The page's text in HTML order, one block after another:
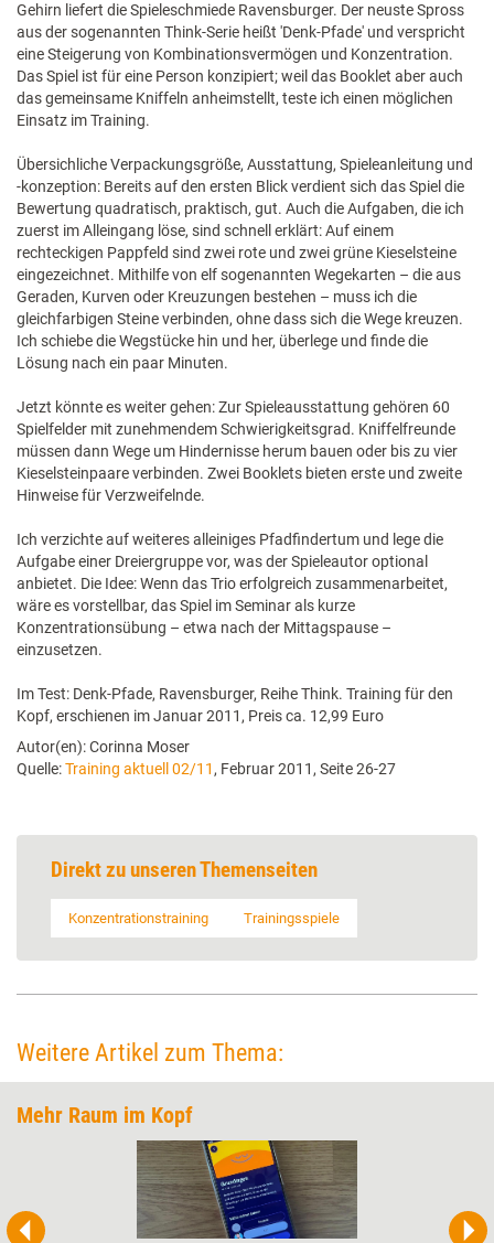
Gehirn liefert die Spieleschmiede Ravensburger. Der neuste Spross
aus der sogenannten Think-Serie heißt 'Denk-Pfade' und verspricht
eine Steigerung von Kombinationsvermögen und Konzentration.
Das Spiel ist für eine Person konzipiert; weil das Booklet aber auch
das gemeinsame Kniffeln anheimstellt, teste ich einen möglichen
Einsatz im Training.
Übersichliche Verpackungsgröße, Ausstattung, Spieleanleitung und
-konzeption: Bereits auf den ersten Blick verdient sich das Spiel die
Bewertung quadratisch, praktisch, gut. Auch die Aufgaben, die ich
zuerst im Alleingang löse, sind schnell erklärt: Auf einem
rechteckigen Pappfeld sind zwei rote und zwei grüne Kieselsteine
eingezeichnet. Mithilfe von elf sogenannten Wegekarten – die aus
Geraden, Kurven oder Kreuzungen bestehen – muss ich die
gleichfarbigen Steine verbinden, ohne dass sich die Wege kreuzen.
Ich schiebe die Wegstücke hin und her, überlege und finde die
Lösung nach ein paar Minuten.
Jetzt könnte es weiter gehen: Zur Spieleausstattung gehören 60
Spielfelder mit zunehmendem Schwierigkeitsgrad. Kniffelfreunde
müssen dann Wege um Hindernisse herum bauen oder bis zu vier
Kieselsteinpaare verbinden. Zwei Booklets bieten erste und zweite
Hinweise für Verzweifelnde.
Ich verzichte auf weiteres alleiniges Pfadfindertum und lege die
Aufgabe einer Dreiergruppe vor, was der Spieleautor optional
anbietet. Die Idee: Wenn das Trio erfolgreich zusammenarbeitet,
wäre es vorstellbar, das Spiel im Seminar als kurze
Konzentrationsübung – etwa nach der Mittagspause –
einzusetzen.
Im Test: Denk-Pfade, Ravensburger, Reihe Think. Training für den
Kopf, erschienen im Januar 2011, Preis ca. 12,99 Euro
Autor(en): Corinna Moser
Quelle:Training aktuell 02/11 , Februar 2011, Seite 26-27
Direkt zu unseren Themenseiten
Konzentrationstraining Trainingsspiele
Weitere Artikel zum Thema:
Mehr Raum im Kopf